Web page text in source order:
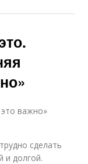
важно»
сделать
и долгой.